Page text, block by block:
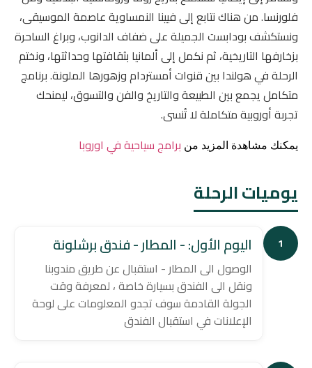
فلورنسا. من هناك نتابع إلى فيينا النمساوية عاصمة الموسيقى،
ونستكشف بودابست الجميلة على ضفاف الدانوب، وبراغ الساحرة
بزخارفها التاريخية، ثم نكمل إلى ألمانيا بثقافتها وحداثتها، ونختم
الرحلة في هولندا بين قنوات أمستردام وزهورها الملونة. برنامج
متكامل يجمع بين الطبيعة والتاريخ والفن والتسوق، ليمنحك
تجربة أوروبية متكاملة لا تُنسى.
يمكنك مشاهدة المزيد من برامج سياحية في اوروبا
يوميات الرحلة
1 اليوم الأول: - المطار - فندق برشلونة
الوصول الى المطار - استقبال عن طريق مندوبنا
ونقل الى الفندق بسيارة خاصة ، لمعرفة وقت
الجولة القادمة سوف تجدو المعلومات على لوحة
الإعلانات في استقبال الفندق